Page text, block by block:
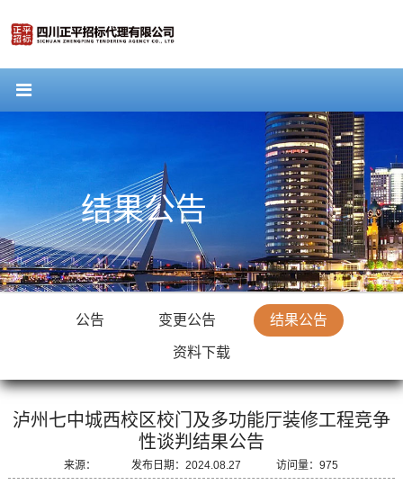
结果公告
公告 变更公告 结果公告
资料下载
泸州七中城西校区校门及多功能厅装修工程竞争
性谈判结果公告
来源： 发布日期：2024.08.27 访问量：975